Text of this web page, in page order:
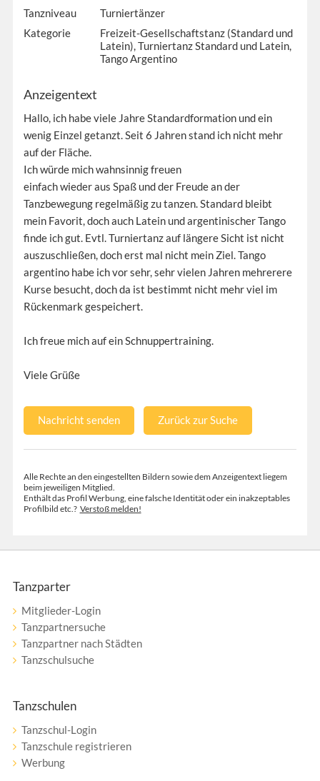
Tanzniveau
Turniertänzer
Kategorie
Freizeit-Gesellschaftstanz (Standard und
Latein), Turniertanz Standard und Latein,
Tango Argentino
Anzeigentext
Hallo, ich habe viele Jahre Standardformation und ein
wenig Einzel getanzt. Seit 6 Jahren stand ich nicht mehr
auf der Fläche.
Ich würde mich wahnsinnig freuen
einfach wieder aus Spaß und der Freude an der
Tanzbewegung regelmäßig zu tanzen. Standard bleibt
mein Favorit, doch auch Latein und argentinischer Tango
finde ich gut. Evtl. Turniertanz auf längere Sicht ist nicht
auszuschließen, doch erst mal nicht mein Ziel. Tango
argentino habe ich vor sehr, sehr vielen Jahren mehrerere
Kurse besucht, doch da ist bestimmt nicht mehr viel im
Rückenmark gespeichert.
Ich freue mich auf ein Schnuppertraining.
Viele Grüße
Nachricht senden Zurück zur Suche
Alle Rechte an den eingestellten Bildern sowie dem Anzeigentext liegem
beim jeweiligen Mitglied.
Enthält das Profil Werbung, eine falsche Identität oder ein inakzeptables
Profilbild etc.? Verstoß melden!
Tanzparter
Mitglieder-Login
Tanzpartnersuche
Tanzpartner nach Städten
Tanzschulsuche
Tanzschulen
Tanzschul-Login
Tanzschule registrieren
Werbung